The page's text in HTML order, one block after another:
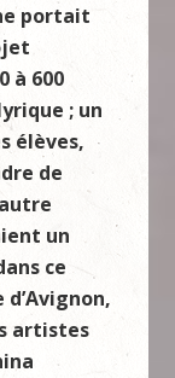
portait
à 600
; un
élèves,
de
un
ce
artistes